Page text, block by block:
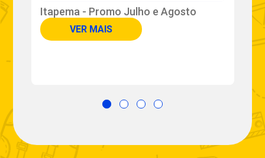
Itapema - Promo Julho e Agosto
VER MAIS